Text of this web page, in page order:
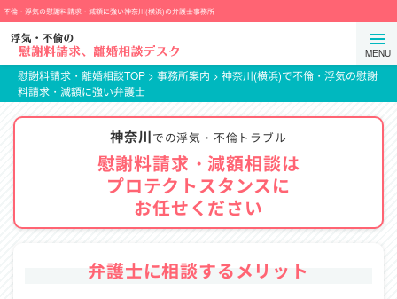
コ
ン
ま
プ
不倫・浮気の慰謝料請求・減額に強い神奈川(横浜)の弁護士事務所
弁
人
ト
メ
ニ
ー
る
慰謝料請求・離婚相談TOP> 事務所案内 > 神奈川(横浜)で不倫・浮気の慰謝
料請求・減額に強い弁護士
慰謝料請求・減額相談は
プロテクトスタンスに
お任せください
神奈川での浮気・不倫トラブル
弁護士に相談するメリット